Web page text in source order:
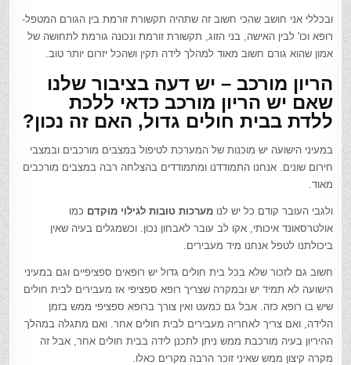
ובכללי אני חושב שהכי חשוב זה שתהיה תקשורת זורמת בין הגורם המטפל-
רופא וכו' לבין האישה, בני הזוג, תקשורת זורמת ונכונה גורמת לתחושה של
אמון שהוא גורם חשוב מאוד למהלך לידה תקין ושהכל יזרום יותר טוב.
הריון מורכב – יש דעה בציבור שלנו
שאם יש הריון מורכב כדאי ללכת
ללדת בבית חולים גדול, האם זה נכון?
במעיני הישועה יש מוכנות של המערכת לטיפול במצבים מורכבים ובמצבי
חירום שונים. אנחנו התמודדנו ומתמודדים בהצלחה רבה במצבים מורכבים
מאוד.
ולגבי העובר קודם כל יש לנומערכות טובות לגילוי מוקדם כמו
אולטרסאונד איכותי, אקו לב עובר לאבחון נכון. וכשמגלים בעיה שאין
ביכולתנו לטפל אנחנו מיד מעבירים.
חשוב גם לזכור שלא בכל בית חולים גדול יש רופאים ספציפיים וגם במעיני
הישועה לא תמיד יש ובמקרה שצריך רופא ספציפי אז מעבירים לבית חולים
שיש בו רופא כזה. אבל גם כמעט ואין צורך ברופא ספציפי ממש בזמן
הלידה, ואם צריך לאחריה מעבירים לבית חולים אחר. ואם מתגלה במהלך
ההיריון בעיה מורכבת ממש ניתן לתכנן לידה בבית חולים אחר, אבל זה
מקרה קיצון ממש שאיני זוכר הרבה מקרים כאלו.